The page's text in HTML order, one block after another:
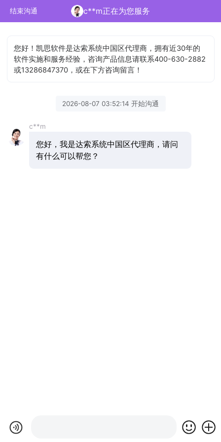
结束沟通 c**m正在为您服务
您好！凯思软件是达索系统中国区代理商，拥有近30年的
软件实施和服务经验，咨询产品信息请联系400-630-2882
或13286847370，或在下方咨询留言！
2026-08-07 03:52:14 开始沟通
c**m
您好，我是达索系统中国区代理商，请问
有什么可以帮您？